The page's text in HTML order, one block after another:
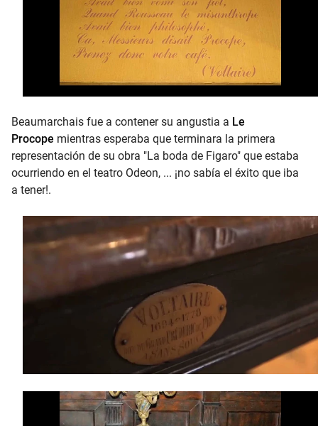
Beaumarchais fue a contener su angustia a Le
Procope mientras esperaba que terminara la primera
representación de su obra "La boda de Figaro" que estaba
ocurriendo en el teatro Odeon, ... ¡no sabía el éxito que iba
a tener!.